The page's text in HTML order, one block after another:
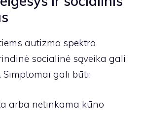
autizmo spektro
socialinė sąveika gali
gali būti:
arba netinkama kūno